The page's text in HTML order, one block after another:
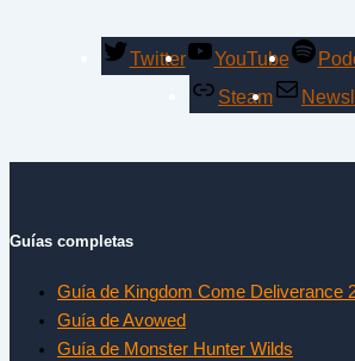
Twitter YouTube
Steam
Guías completas
Guía de Kingdom Come Deliverance
Guía de Avowed
Guía de Monster Hunter Wilds